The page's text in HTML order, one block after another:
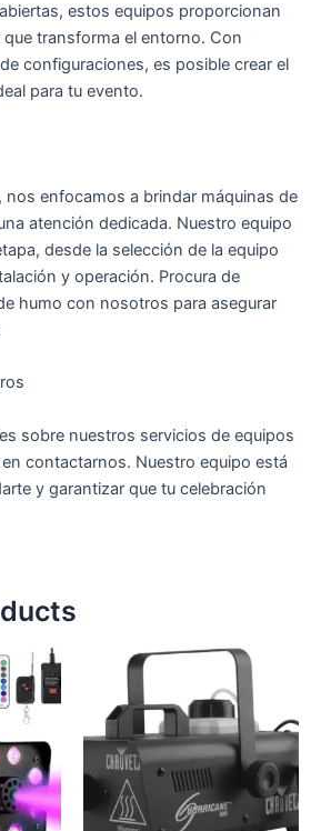
estos equipos proporcionan
transforma el entorno. Con
configuraciones, es posible crear el
para tu evento.
nos enfocamos a brindar máquinas de
atención dedicada. Nuestro equipo
desde la selección de la equipo
y operación. Procura de
humo con nosotros para asegurar
sobre nuestros servicios de equipos
contactarnos. Nuestro equipo está
y garantizar que tu celebración